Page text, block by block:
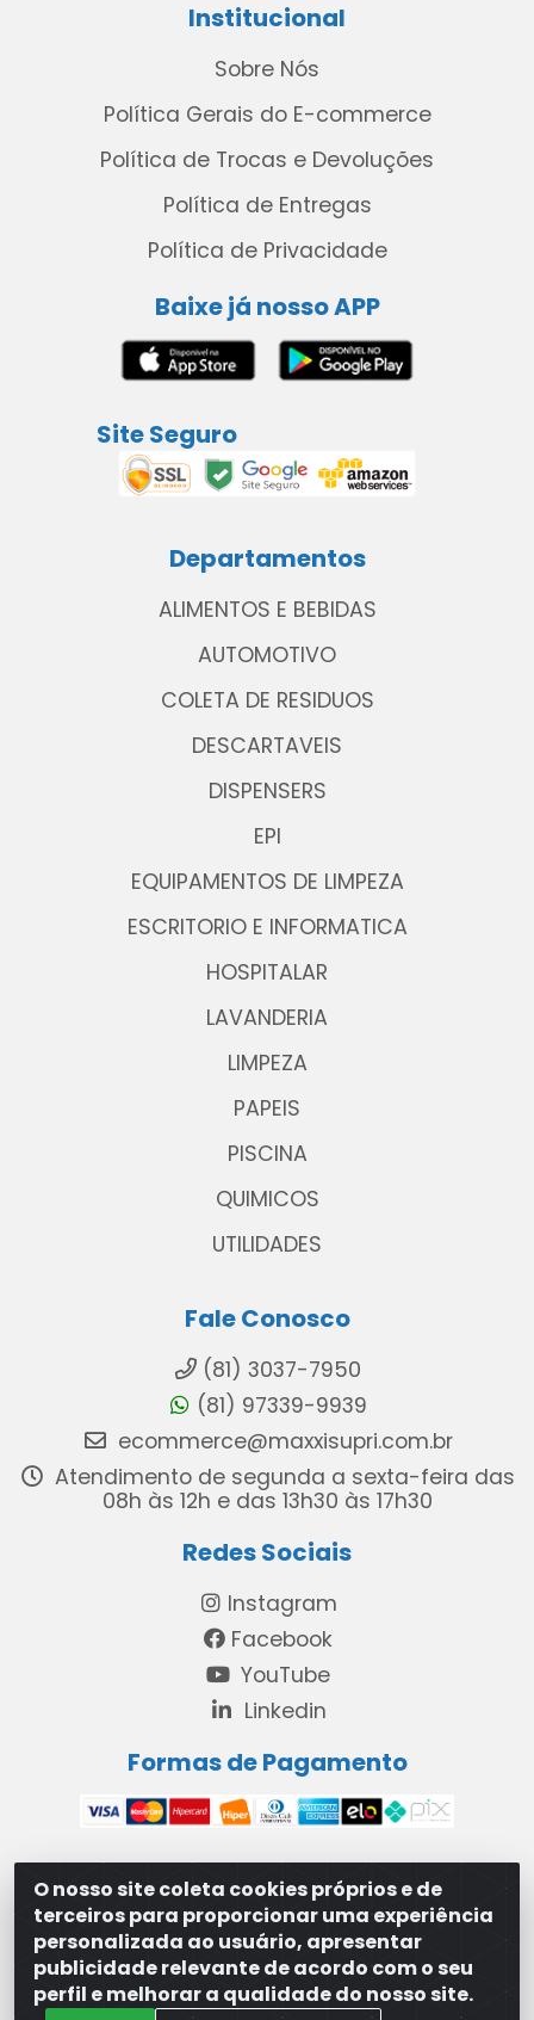
O nosso site coleta cookies próprios e de
terceiros para proporcionar uma experiência
personalizada ao usuário, apresentar
publicidade relevante de acordo com o seu
perfil e melhorar a qualidade do nosso site.
Institucional
Sobre Nós
Política Gerais do E-commerce
Política de Trocas e Devoluções
Política de Entregas
Política de Privacidade
Baixe já nosso APP
Site Seguro
Departamentos
ALIMENTOS E BEBIDAS
AUTOMOTIVO
COLETA DE RESIDUOS
DESCARTAVEIS
DISPENSERS
EPI
EQUIPAMENTOS DE LIMPEZA
ESCRITORIO E INFORMATICA
HOSPITALAR
LAVANDERIA
LIMPEZA
PAPEIS
PISCINA
QUIMICOS
UTILIDADES
Fale Conosco
(81) 3037-7950
(81) 97339-9939
ecommerce@maxxisupri.com.br
Atendimento de segunda a sexta-feira das
08h às 12h e das 13h30 às 17h30
Redes Sociais
Instagram
Facebook
YouTube
Linkedin
Formas de Pagamento
MAXXISUPRI COMÉRCIO DE SANEANTES LTDA - Avenida
Antônio Cabral de Souza, 2872 - Maranguape II -
Paulista/PE - CEP 53.421-420 - 31.329.180/0001-83